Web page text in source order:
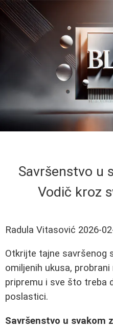
Savršenstvo u
Vodič kroz
Radula Vitasović 2026-
Otkrijte tajne savršenog
omiljenih ukusa,
pripremu i sve što treba
poslastici.
Savršenstvo u svakom